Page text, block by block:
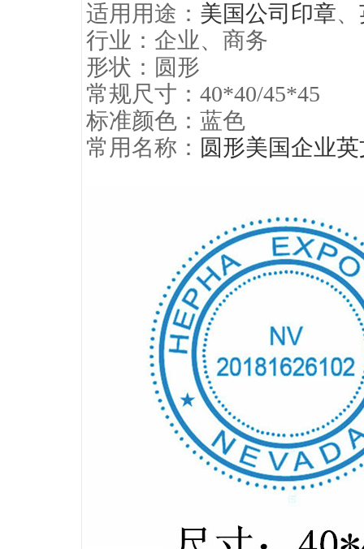
适用用途： 美国公司印章、
行业：企业、商务
形状：圆形
常规尺寸：40*40/45*45
标准颜色：蓝色
常用名称： 圆形美国企业